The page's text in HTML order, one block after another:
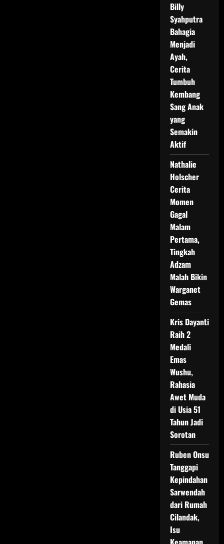
Billy
Syahputra
Bahagia
Menjadi
Ayah,
Cerita
Tumbuh
Kembang
Sang Anak
yang
Semakin
Aktif
Nathalie
Holscher
Cerita
Momen
Gagal
Malam
Pertama,
Tingkah
Adzam
Malah Bikin
Warganet
Gemas
Kris Dayanti
Raih 2
Medali
Emas
Wushu,
Rahasia
Awet Muda
di Usia 51
Tahun Jadi
Sorotan
Ruben Onsu
Tanggapi
Kepindahan
Sarwendah
dari Rumah
Cilandak,
Isu